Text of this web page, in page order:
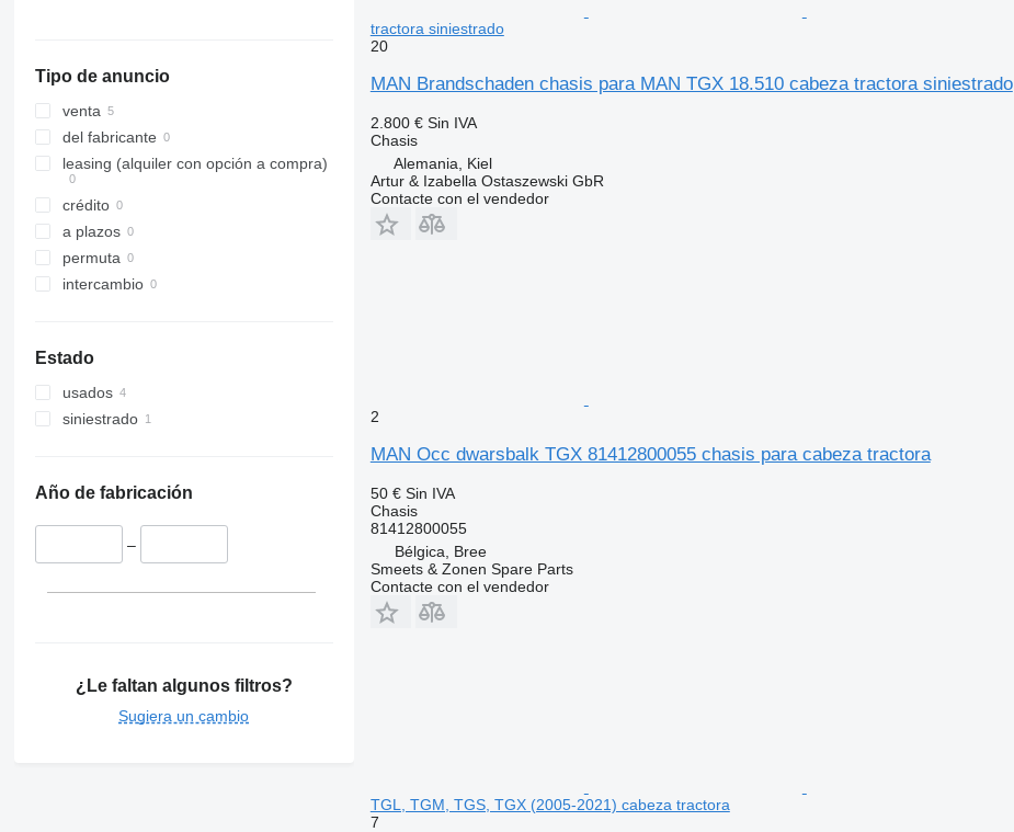
Tipo de anuncio
venta
del fabricante
leasing (alquiler con opción a compra)
crédito
a plazos
permuta
intercambio
Estado
usados
siniestrado
Año de fabricación
–
¿Le faltan algunos filtros?
Sugiera un cambio
tractora siniestrado
20
MAN Brandschaden chasis para MAN TGX 18.510 cabeza tractora siniestrado
2.800 € Sin IVA
Chasis
Alemania, Kiel
Artur & Izabella Ostaszewski GbR
Contacte con el vendedor
2
MAN Occ dwarsbalk TGX 81412800055 chasis para cabeza tractora
50 € Sin IVA
Chasis
81412800055
Bélgica, Bree
Smeets & Zonen Spare Parts
Contacte con el vendedor
TGL, TGM, TGS, TGX (2005-2021) cabeza tractora
7